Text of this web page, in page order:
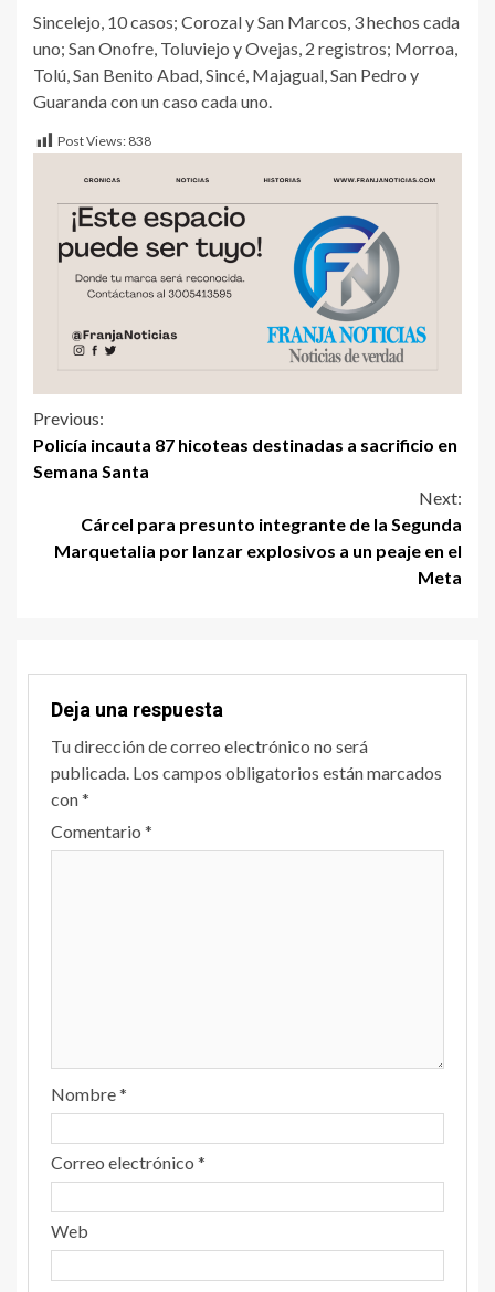
Sincelejo, 10 casos; Corozal y San Marcos, 3 hechos cada
uno; San Onofre, Toluviejo y Ovejas, 2 registros; Morroa,
Tolú, San Benito Abad, Sincé, Majagual, San Pedro y
Guaranda con un caso cada uno.
Post Views: 838
Previous:
Policía incauta 87 hicoteas destinadas a sacrificio en
Semana Santa
Next:
Cárcel para presunto integrante de la Segunda
Marquetalia por lanzar explosivos a un peaje en el
Meta
Deja una respuesta
Tu dirección de correo electrónico no será
publicada. Los campos obligatorios están marcados
con*
Comentario *
Nombre*
Correo electrónico *
Web